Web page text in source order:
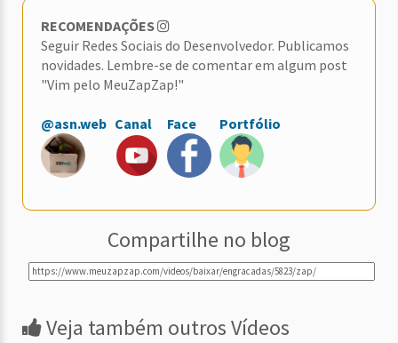
RECOMENDAÇÕES
Seguir Redes Sociais do Desenvolvedor. Publicamos
novidades. Lembre-se de comentar em algum post
"Vim pelo MeuZapZap!"
@asn.web Canal Face Portfólio
Compartilhe no blog
Veja também outros Vídeos